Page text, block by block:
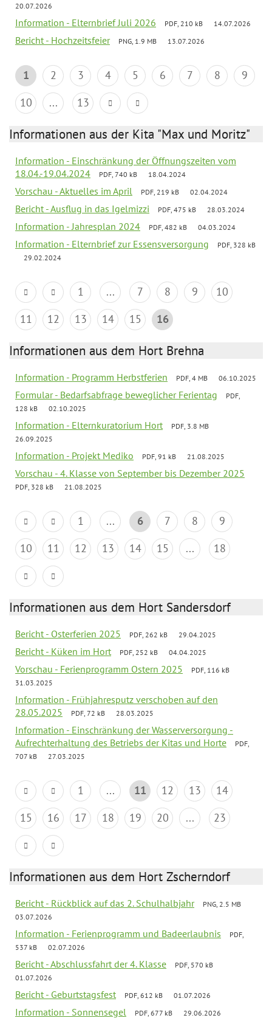
20.07.2026
Information - Elternbrief Juli 2026 PDF, 210 kB 14.07.2026
Bericht - Hochzeitsfeier PNG, 1.9 MB 13.07.2026
1 2 3 4 5 6 7 8
9
10
... 13
Informationen aus der Kita "Max und Moritz"
Information - Einschränkung der Öffnungszeiten vom
18.04.-19.04.2024
PDF, 740 kB 18.04.2024
Vorschau - Aktuelles im April PDF, 219 kB 02.04.2024
Bericht - Ausflug in das Igelmizzi PDF, 475 kB 28.03.2024
Information - Jahresplan 2024 PDF, 482 kB 04.03.2024
Information - Elternbrief zur Essensversorgung
PDF, 328 kB
29.02.2024
1 ... 7 8 9
10
11
12 13 14 15 16
Informationen aus dem Hort Brehna
Information - Programm Herbstferien PDF, 4 MB 06.10.2025
Formular - Bedarfsabfrage beweglicher Ferientag
PDF,
128 kB
02.10.2025
Information - Elternkuratorium Hort
PDF, 3.8 MB
26.09.2025
Information - Projekt Mediko PDF, 91 kB 21.08.2025
Vorschau - 4. Klasse von September bis Dezember 2025
PDF, 328 kB 21.08.2025
1 ... 6 7 8
9
10
11 12 13 14 15 ... 18
Informationen aus dem Hort Sandersdorf
Bericht - Osterferien 2025 PDF, 262 kB 29.04.2025
Bericht - Küken im Hort PDF, 252 kB 04.04.2025
Vorschau - Ferienprogramm Ostern 2025
PDF, 116 kB
31.03.2025
Information - Frühjahresputz verschoben auf den
28.05.2025
PDF, 72 kB 28.03.2025
Information - Einschränkung der Wasserversorgung -
Aufrechterhaltung des Betriebs der Kitas und Horte
PDF,
707 kB
27.03.2025
1 ... 11 12 13
14
15
16 17 18 19 20 ... 23
Informationen aus dem Hort Zscherndorf
Bericht - Rückblick auf das 2. Schulhalbjahr
PNG, 2.5 MB
03.07.2026
Information - Ferienprogramm und Badeerlaubnis
PDF,
537 kB
02.07.2026
Bericht - Abschlussfahrt der 4. Klasse
PDF, 570 kB
01.07.2026
Bericht - Geburtstagsfest PDF, 612 kB 01.07.2026
Information - Sonnensegel PDF, 677 kB 29.06.2026